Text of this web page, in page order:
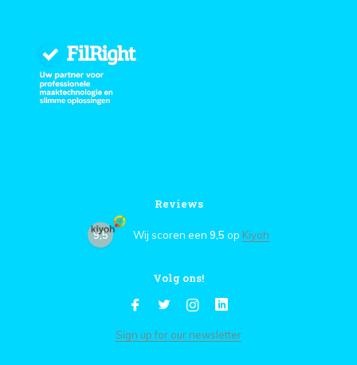
Reviews
9,5 Wij scoren een 9,5 op Kiyoh
Volg ons!
Sign up for our newsletter